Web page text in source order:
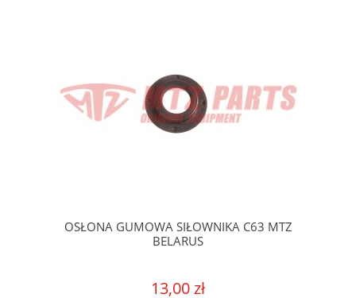
OSŁONA GUMOWA SIŁOWNIKA C63 MTZ
BELARUS
13,00 zł